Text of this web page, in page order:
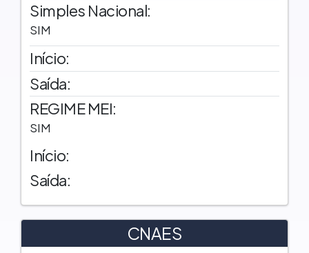
Simples Nacional:
SIM
Início:
Saída:
REGIME MEI:
SIM
Início:
Saída:
CNAES